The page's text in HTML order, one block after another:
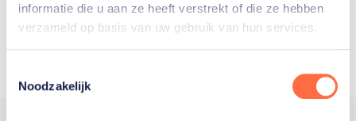
informatie die u aan ze heeft verstrekt of die ze hebben
verzameld op basis van uw gebruik van hun services.
Noodzakelijk